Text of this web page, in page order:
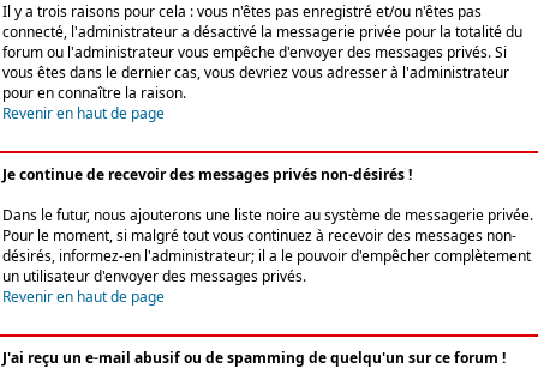
Il y a trois raisons pour cela : vous n'êtes pas enregistré et/ou n'êtes pas
connecté, l'administrateur a désactivé la messagerie privée pour la totalité du
forum ou l'administrateur vous empêche d'envoyer des messages privés. Si
vous êtes dans le dernier cas, vous devriez vous adresser à l'administrateur
pour en connaître la raison.
Revenir en haut de page
Je continue de recevoir des messages privés non-désirés !
Dans le futur, nous ajouterons une liste noire au système de messagerie privée.
Pour le moment, si malgré tout vous continuez à recevoir des messages non-
désirés, informez-en l'administrateur; il a le pouvoir d'empêcher complètement
un utilisateur d'envoyer des messages privés.
Revenir en haut de page
J'ai reçu un e-mail abusif ou de spamming de quelqu'un sur ce forum !